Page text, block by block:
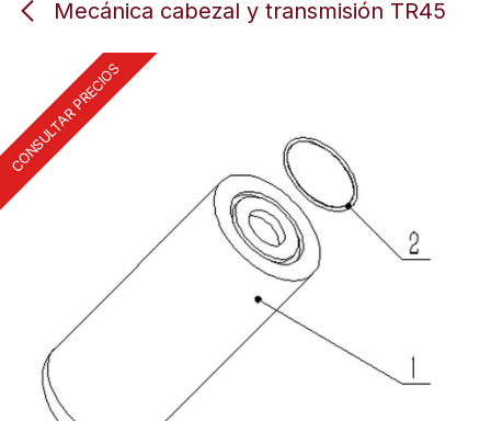
Mecánica cabezal y transmisión TR45
CONSULTAR PRECIOS